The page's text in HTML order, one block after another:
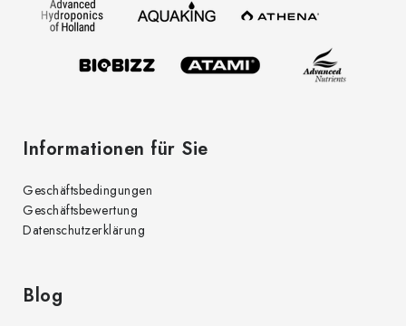
Informationen für Sie
Geschäftsbedingungen
Geschäftsbewertung
Datenschutzerklärung
Blog